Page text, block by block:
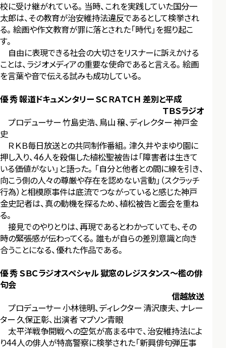
校に受け継がれている。当時、これを実践していた国分一
太郎は、その教育が治安維持法違反であるとして検挙され
る。絵画や作文教育が罪に落とされた「時代」を掘り起こ
す。
自由に表現できる社会の大切さをリスナーに訴えかける
ことは、ラジオメディアの重要な使命であると言える。絵画
を言葉や音で伝える試みも成功している。
優 秀 報道ドキュメンタリー ＳＣＲＡＴＣＨ 差別と平成
ＴＢＳラジオ
プロデューサー 竹島史浩、鳥山 穣、ディレクター 神戸金
史
ＲＫＢ毎日放送との共同制作番組。津久井やまゆり園に
押し入り、46人を殺傷した植松聖被告は「障害者は生きて
いる価値がない」と語った。「自分と他者との間に線を引き、
向こう側の人々の尊厳や存在を認めない言動」（スクラッチ
行為）と相模原事件は底流でつながっていると感じた神戸
金史記者は、真の動機を探るため、植松被告と面会を重ね
る。
接見でのやりとりは、再現であるとわかっていても、その
時の緊張感が伝わってくる。誰もが自らの差別意識と向き
合うことになる、優れた作品である。
優 秀 ＳＢＣラジオスペシャル 獄窓のレジスタンス～檻の俳
句会
信越放送
プロデューサー 小林徳明、ディレクター 清沢康夫、ナレー
ター 久保正彰、出演者 マブソン青眼
太平洋戦争開戦への空気が高まる中で、治安維持法によ
り44人の俳人が特高警察に検挙された「新興俳句弾圧事